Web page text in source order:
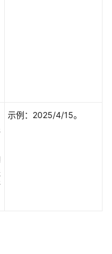
示例：2025/4/15。